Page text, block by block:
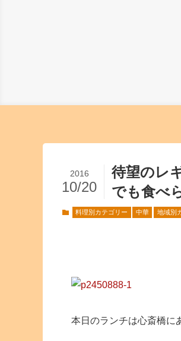
待望のレ
でも食べ
2016
10/20
料理別カテゴリー 中華 地域別
本日のランチは心斎橋に